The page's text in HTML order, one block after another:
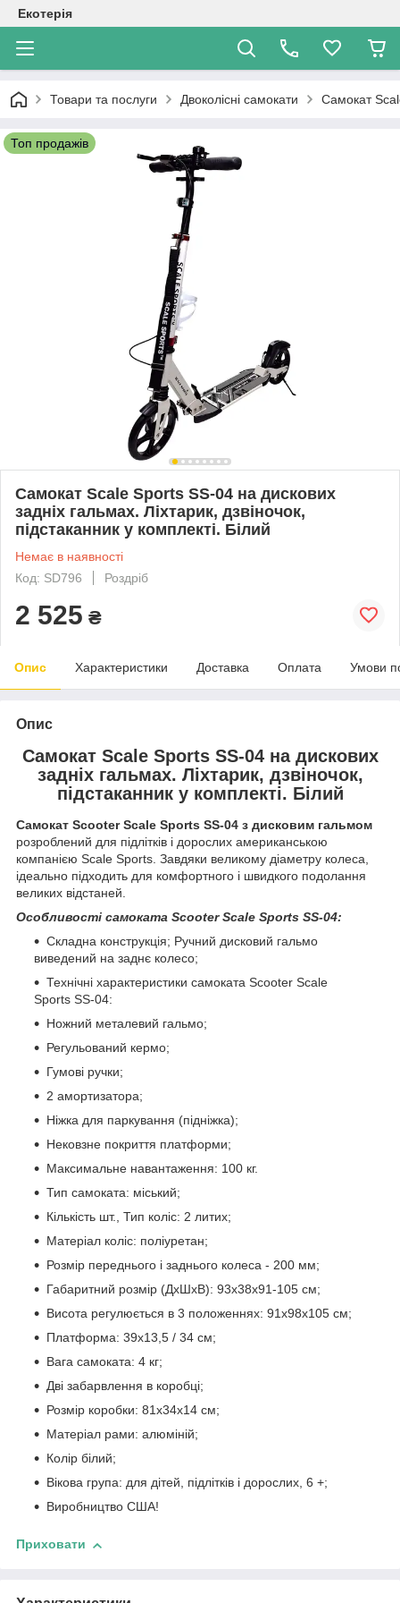
Екотерія
Товари та послуги Двоколісні самокати Cамокат
Топ продажів
Cамокат Scale Sports SS-04 на дискових
задніх гальмах. Ліхтарик, дзвіночок,
підстаканник у комплекті. Білий
Немає в наявності
Код: SD796
Роздріб
2 525 ₴
Опис Характеристики Доставка Оплата Умови
Опис
Cамокат Scale Sports SS-04 на дискових
задніх гальмах. Ліхтарик, дзвіночок,
підстаканник у комплекті. Білий
Самокат Scooter Scale Sports SS-04 з дисковим гальмом
розроблений для підлітків і дорослих американською
компанією Scale Sports. Завдяки великому діаметру колеса,
ідеально підходить для комфортного і швидкого подолання
великих відстаней.
Особливості самоката Scooter Scale Sports SS-04:
Складна конструкція; Ручний дисковий гальмо
виведений на заднє колесо;
Технічні характеристики самоката Scooter Scale
Sports SS-04:
Ножний металевий гальмо;
Регульований кермо;
Гумові ручки;
2 амортизатора;
Ніжка для паркування (підніжка);
Нековзне покриття платформи;
Максимальне навантаження: 100 кг.
Тип самоката: міський;
Кількість шт., Тип коліс: 2 литих;
Матеріал коліс: поліуретан;
Розмір переднього і заднього колеса - 200 мм;
Габаритний розмір (ДхШхВ): 93х38х91-105 см;
Висота регулюється в 3 положеннях: 91х98х105 см;
Платформа: 39х13,5 / 34 см;
Вага самоката: 4 кг;
Дві забарвлення в коробці;
Розмір коробки: 81х34х14 см;
Матеріал рами: алюміній;
Колір білий;
Вікова група: для дітей, підлітків і дорослих, 6 +;
Виробництво США!
Приховати